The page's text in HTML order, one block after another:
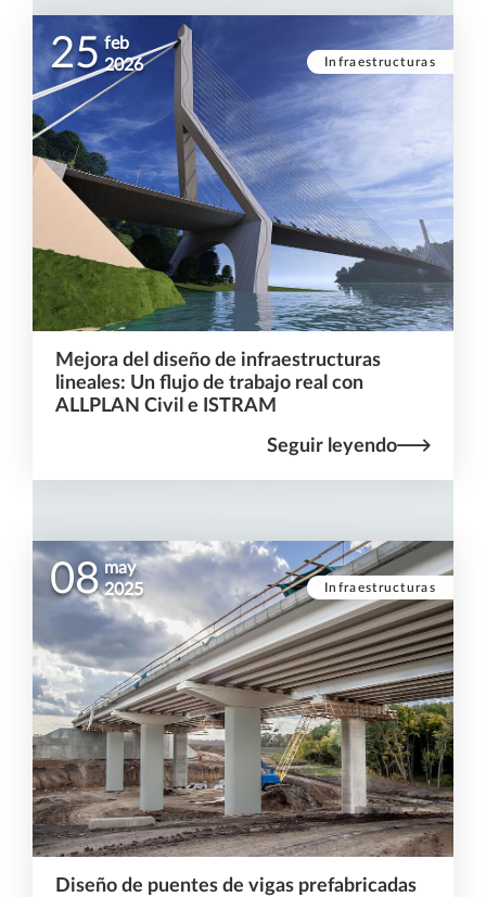
Infraestructuras
25 feb
2026
Mejora del diseño de infraestructuras
lineales: Un flujo de trabajo real con
ALLPLAN Civil e ISTRAM
Seguir leyendo
Infraestructuras
08 may
2025
Diseño de puentes de vigas prefabricadas